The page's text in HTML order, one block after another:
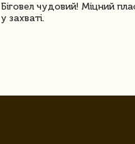
Біговел чудовий! Міцний
у захваті.